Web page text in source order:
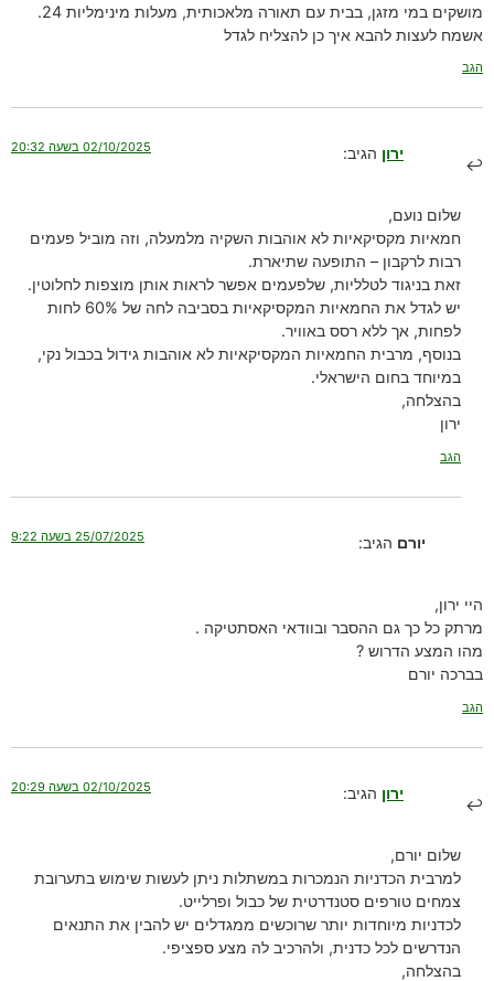
מושקים במי מזגן, בבית עם תאורה מלאכותית, מעלות מינימליות 24.
אשמח לעצות להבא איך כן להצליח לגדל
הגב
ירון הגיב: 02/10/2025 בשעה 20:32
שלום נועם,
חמאיות מקסיקאיות לא אוהבות השקיה מלמעלה, וזה מוביל פעמים
רבות לרקבון – התופעה שתיארת.
זאת בניגוד לטלליות, שלפעמים אפשר לראות אותן מוצפות לחלוטין.
יש לגדל את החמאיות המקסיקאיות בסביבה לחה של 60% לחות
לפחות, אך ללא רסס באוויר.
בנוסף, מרבית החמאיות המקסיקאיות לא אוהבות גידול בכבול נקי,
במיוחד בחום הישראלי.
בהצלחה,
ירון
הגב
יורם הגיב: 25/07/2025 בשעה 9:22
היי ירון,
מרתק כל כך גם ההסבר ובוודאי האסתטיקה .
מהו המצע הדרוש ?
בברכה יורם
הגב
ירון הגיב: 02/10/2025 בשעה 20:29
שלום יורם,
למרבית הכדניות הנמכרות במשתלות ניתן לעשות שימוש בתערובת
צמחים טורפים סטנדרטית של כבול ופרלייט.
לכדניות מיוחדות יותר שרוכשים ממגדלים יש להבין את התנאים
הנדרשים לכל כדנית, ולהרכיב לה מצע ספציפי.
בהצלחה,